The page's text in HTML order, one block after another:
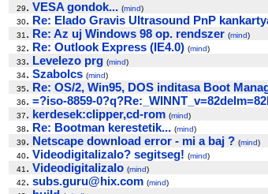
29. VESA gondok... (mind)
30. Re: Elado Gravis Ultrasound PnP
31 . Re: Az uj Windows 98 op. rendszer (mind)
32. Re: Outlook Express (IE4.0) (mind)
33. Levelezo prg (mind)
34. Szabolcs (mind)
35. Re: OS/2, Win95, DOS inditasa Boot
36. =?iso-8859-
37. kerdesek:clipper,cd-rom (mind)
38. Re: Bootman kerestetik... (mind)
39. Netscape download error - mi a baj ? (mind)
40. Videodigitalizalo? segitseg! (mind)
41 . Videodigitalizalo (mind)
42. subs.guru@hix.com (mind)